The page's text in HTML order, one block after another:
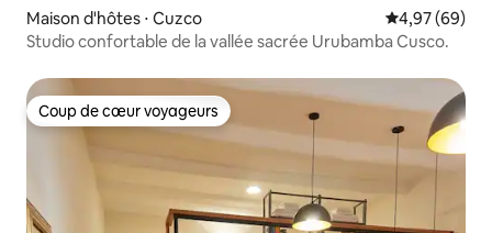
Maison d'hôtes ⋅ Cuzco Évaluation
4,97 (69)
Studio confortable de la vallée sacrée Urubamba Cusco.
Coup de cœur voyageurs
Coup de cœur voyageurs